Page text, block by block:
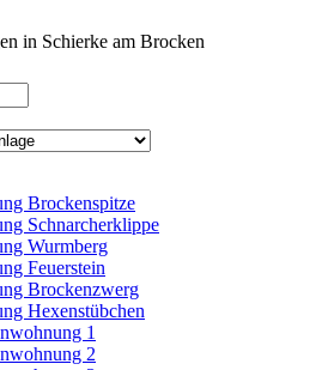
in Schierke am Brocken
Brockenspitze
Schnarcherklippe
Wurmberg
Feuerstein
Brockenzwerg
Hexenstübchen
1
2